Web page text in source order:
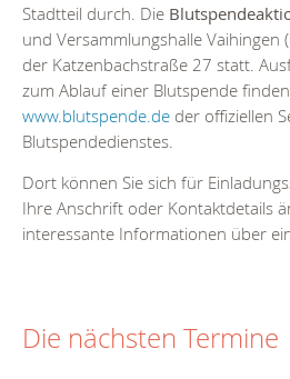
Stadtteil durch. Die
und Versammlungshalle Vaihingen
der Katzenbachstraße 27 statt.
zum Ablauf einer Blutspende
www.blutspende.de der offiziellen
Blutspendedienstes.
Dort können Sie sich für
Ihre Anschrift oder Kontaktdetails
interessante Informationen über
Die nächsten Termine